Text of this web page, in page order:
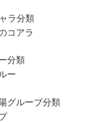
ラ分類
コアラ
分類
ー
グルーブ分類